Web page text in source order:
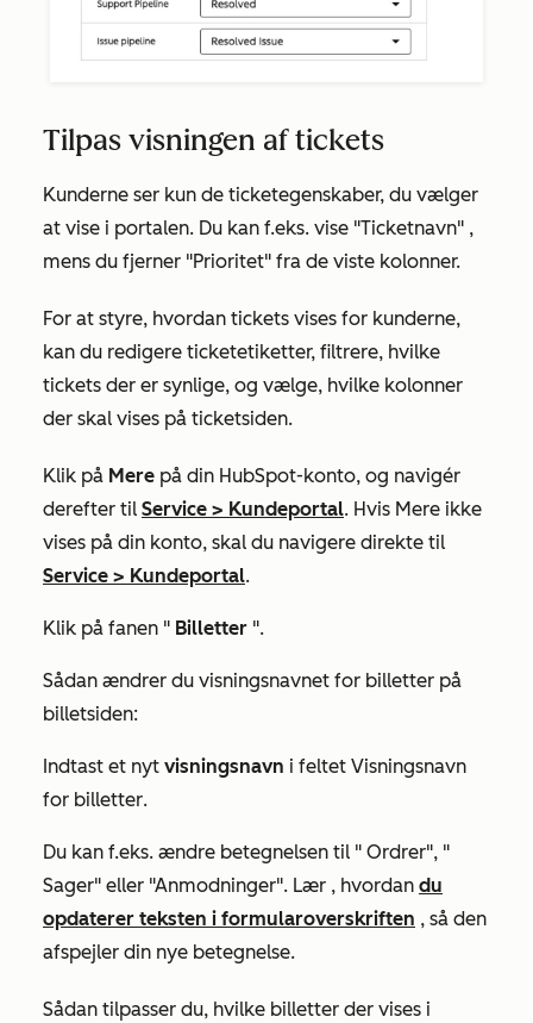
Tilpas visningen af tickets
Kunderne ser kun de ticketegenskaber, du vælger
at vise i portalen. Du kan f.eks. vise "Ticketnavn" ,
mens du fjerner "Prioritet" fra de viste kolonner.
For at styre, hvordan tickets vises for kunderne,
kan du redigere ticketetiketter, filtrere, hvilke
tickets der er synlige, og vælge, hvilke kolonner
der skal vises på ticketsiden.
Klik på Mere på din HubSpot-konto, og navigér
derefter til Service > Kundeportal. Hvis Mere ikke
vises på din konto, skal du navigere direkte til
Service > Kundeportal.
Klik på fanen " Billetter ".
Sådan ændrer du visningsnavnet for billetter på
billetsiden:
Indtast et nyt visningsnavn i feltet Visningsnavn
for billetter.
Du kan f.eks. ændre betegnelsen til " Ordrer", "
Sager" eller "Anmodninger". Lær , hvordan du
opdaterer teksten i formularoverskriften , så den
afspejler din nye betegnelse.
Sådan tilpasser du, hvilke billetter der vises i